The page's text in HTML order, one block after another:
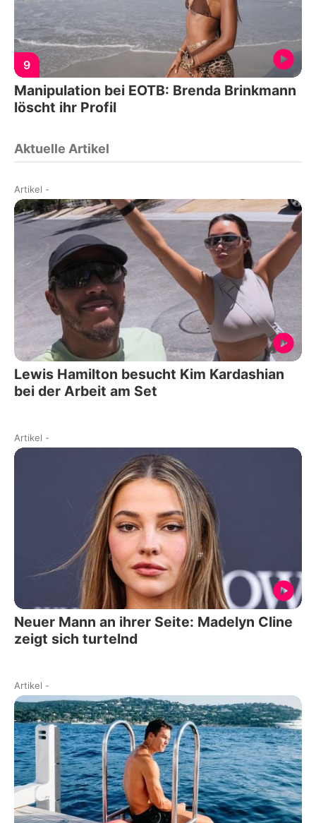
9
Manipulation bei EOTB: Brenda Brinkmann
löscht ihr Profil
Aktuelle Artikel
Artikel -
Lewis Hamilton besucht Kim Kardashian
bei der Arbeit am Set
Artikel -
Neuer Mann an ihrer Seite: Madelyn Cline
zeigt sich turtelnd
Artikel -